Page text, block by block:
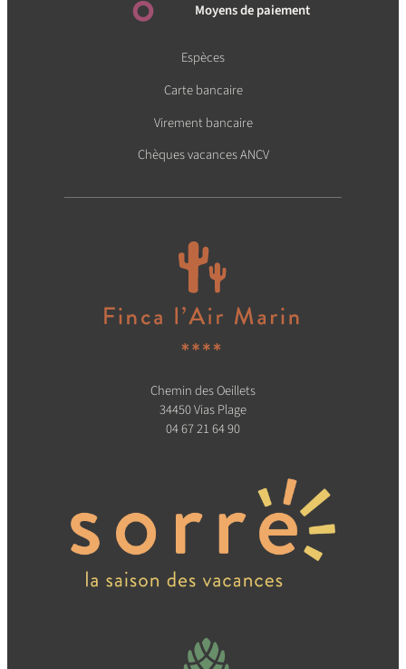
Moyens de paiement
Espèces
Carte bancaire
Virement bancaire
Chèques vacances ANCV
Chemin des Oeillets
34450 Vias Plage
04 67 21 64 90